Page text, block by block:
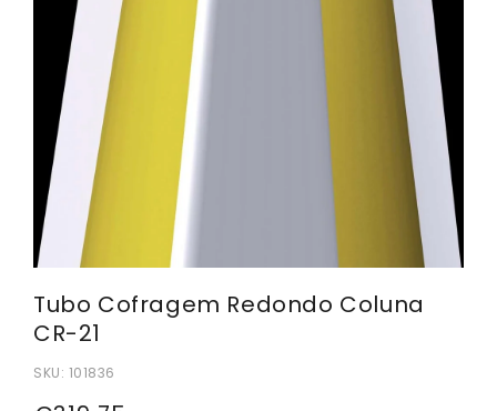
Tubo Cofragem Redondo Coluna
CR-21
SKU: 101836